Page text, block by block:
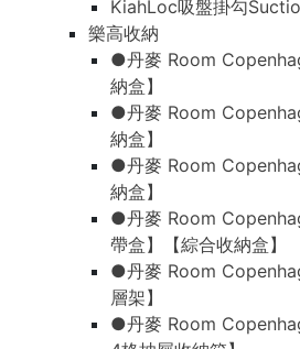
KiahLoc吸盤掛勾
樂高收納
●丹麥 Room
納盒】
●丹麥 Room
納盒】
●丹麥 Room
納盒】
●丹麥 Room
帶盒】【綜合收納盒】
●丹麥 Room
層架】
●丹麥 Room